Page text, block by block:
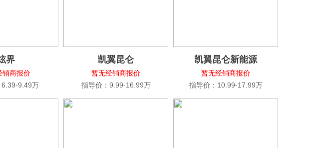
界
销商报价
9.49万
凯翼昆仑
暂无经销商报价
指导价：9.99-16.99万
凯翼昆仑新能源
暂无经销商报价
指导价：10.99-17.99万